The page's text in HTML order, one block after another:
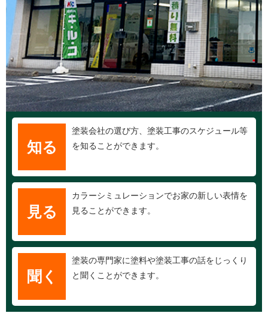
知る
塗装会社の選び方、塗装工事のスケジュール等
を知ることができます。
見る
カラーシミュレーションでお家の新しい表情を
見ることができます。
聞く
塗装の専門家に塗料や塗装工事の話をじっくり
と聞くことができます。